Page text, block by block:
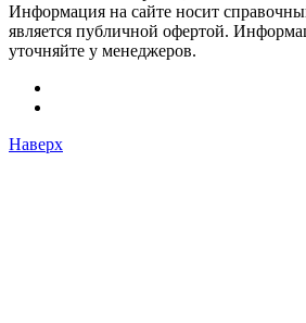
Информация на сайте носит
является публичной офертой.
уточняйте у менеджеров.
Наверх